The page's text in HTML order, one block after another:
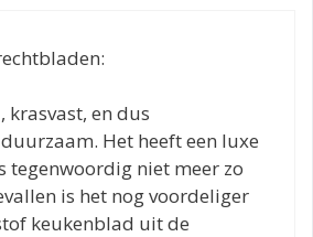
krasvast, en dus
Het heeft een luxe
tegenwoordig niet meer zo
is het nog voordeliger
keukenblad uit de